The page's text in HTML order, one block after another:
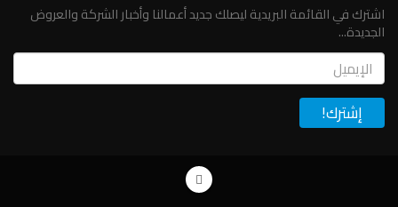
اشترك في القائمة البريدية ليصلك جديد أعمالنا وأخبار الشركة والعروض
الجديدة...
Email